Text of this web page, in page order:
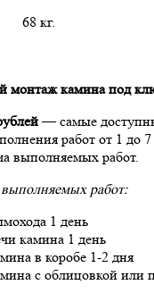
68 кг.
монтаж камина под
— самые
работ от 1 до 7
выполняемых работ.
работ:
1 день
камина 1 день
в коробе 1-2 дня
с облицовкой или